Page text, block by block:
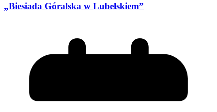
„Biesiada Góralska w Lubelskiem”